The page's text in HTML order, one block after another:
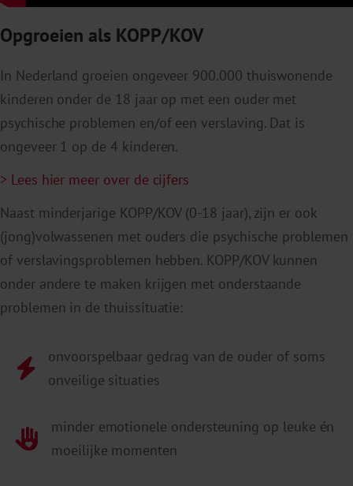
Opgroeien als KOPP/KOV
In Nederland groeien ongeveer 900.000 thuiswonende
kinderen onder de 18 jaar op met een ouder met
psychische problemen en/of een verslaving. Dat is
ongeveer 1 op de 4 kinderen.
> Lees hier meer over de cijfers
Naast minderjarige KOPP/KOV (0-18 jaar), zijn er ook
(jong)volwassenen met ouders die psychische problemen
of verslavingsproblemen hebben. KOPP/KOV kunnen
onder andere te maken krijgen met onderstaande
problemen in de thuissituatie:
onvoorspelbaar gedrag van de ouder of soms
onveilige situaties
minder emotionele ondersteuning op leuke én
moeilijke momenten